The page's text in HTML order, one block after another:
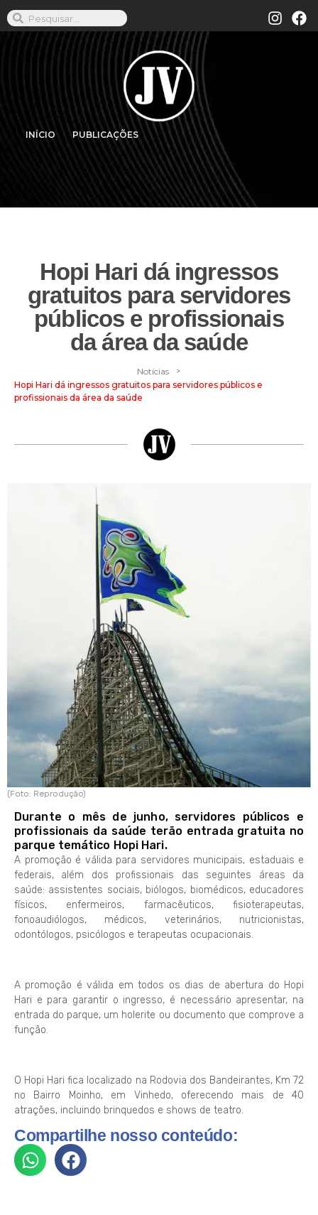
INÍCIO PUBLICAÇÕES
Hopi Hari dá ingressos
gratuitos para servidores
públicos e profissionais
da área da saúde
Notícias >
Hopi Hari dá ingressos gratuitos para servidores públicos e
profissionais da área da saúde
(Foto: Reprodução)
Durante o mês de junho, servidores públicos e
profissionais da saúde terão entrada gratuita no
parque temático Hopi Hari.
A promoção é válida para servidores municipais, estaduais e
federais, além dos profissionais das seguintes áreas da
saúde: assistentes sociais, biólogos, biomédicos, educadores
físicos, enfermeiros, farmacêuticos, fisioterapeutas,
fonoaudiólogos, médicos, veterinários, nutricionistas,
odontólogos, psicólogos e terapeutas ocupacionais.
A promoção é válida em todos os dias de abertura do Hopi
Hari e para garantir o ingresso, é necessário apresentar, na
entrada do parque, um holerite ou documento que comprove a
função.
O Hopi Hari fica localizado na Rodovia dos Bandeirantes, Km 72
no Bairro Moinho, em Vinhedo, oferecendo mais de 40
atrações, incluindo brinquedos e shows de teatro.
Compartilhe nosso conteúdo: